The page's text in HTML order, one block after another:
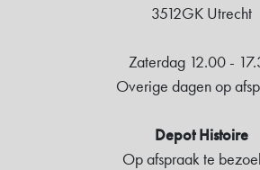
3512GK Utrecht
Zaterdag 12.00 -
Overige dagen op
Depot Histoire
Op afspraak te